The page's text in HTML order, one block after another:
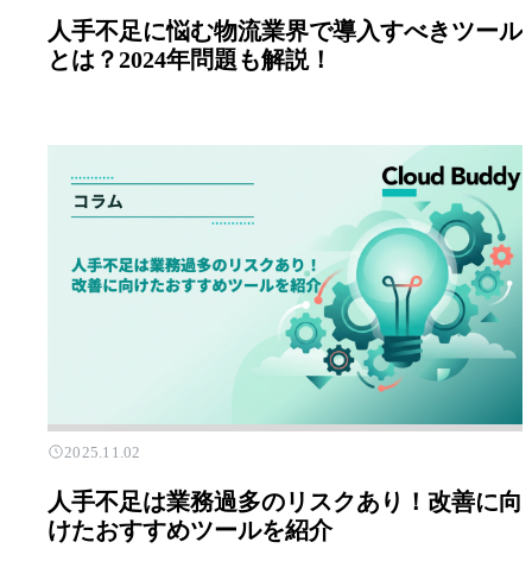
人手不足に悩む物流業界で導入すべきツール
とは？2024年問題も解説！
2025.11.02
人手不足は業務過多のリスクあり！改善に向
けたおすすめツールを紹介